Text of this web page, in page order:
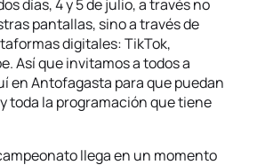
días, 4 y 5 de julio, a través no
pantallas, sino a través de
digitales: TikTok,
Así que invitamos a todos a
en Antofagasta para que puedan
toda la programación que tiene
llega en un momento